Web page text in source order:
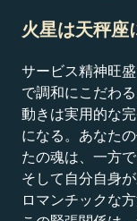
火星は天秤座
サービス精神旺
で調和にこだわ
動きは実用的な
になる。あなた
たの魂は、一方
そして自分自身
ロマンチックな